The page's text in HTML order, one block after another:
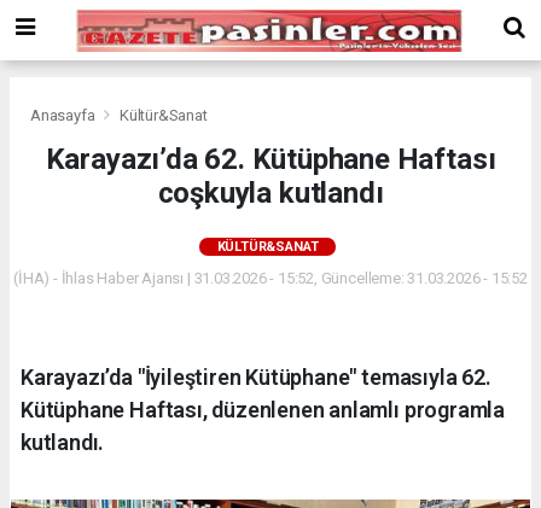
Bonusu
Veren
deneme
siteler
Veren
Anasayfa Kültür&Sanat
Karayazı’da 62. Kütüphane Haftası
coşkuyla kutlandı
KÜLTÜR&SANAT
(İHA) - İhlas Haber Ajansı | 31.03.2026 - 15:52, Güncelleme: 31.03.2026 - 15:52
Karayazı’da "İyileştiren Kütüphane" temasıyla 62.
Kütüphane Haftası, düzenlenen anlamlı programla
kutlandı.